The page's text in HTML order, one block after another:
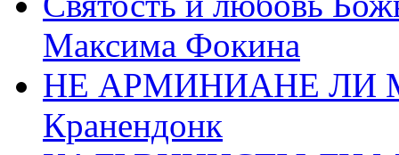
Максима Фокина
НЕ АРМИНИАНЕ ЛИ
Кранендонк